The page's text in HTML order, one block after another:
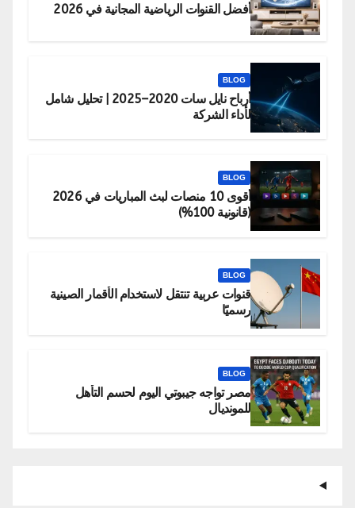
أفضل القنوات الرياضية المجانية في 2026
BLOG
أرباح نايل سات 2020–2025 | تحليل شامل
لأداء الشركة
BLOG
أقوى 10 منصات لبث المباريات في 2026
(قانونية 100%)
BLOG
قنوات عربية تنتقل لاستخدام الأقمار الصينية
رسميًا
BLOG
مصر تواجه جيبوتي اليوم لحسم التأهل
للمونديال